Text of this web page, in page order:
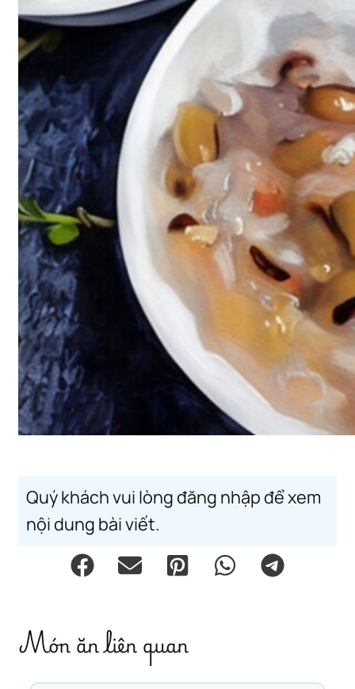
Quý khách vui lòng đăng nhập để xem
nội dung bài viết.
Món ăn liên quan